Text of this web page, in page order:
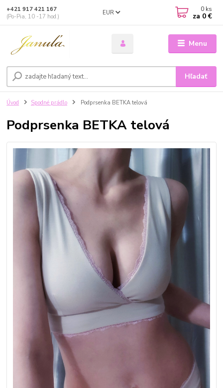
Menu
EUR
Hľadať
+421 917 421 167
(Po-Pia, 10 -17 hod.)
0 ks
za 0 €
Úvod Spodné prádlo Podprsenka BETKA telová
Podprsenka BETKA telová